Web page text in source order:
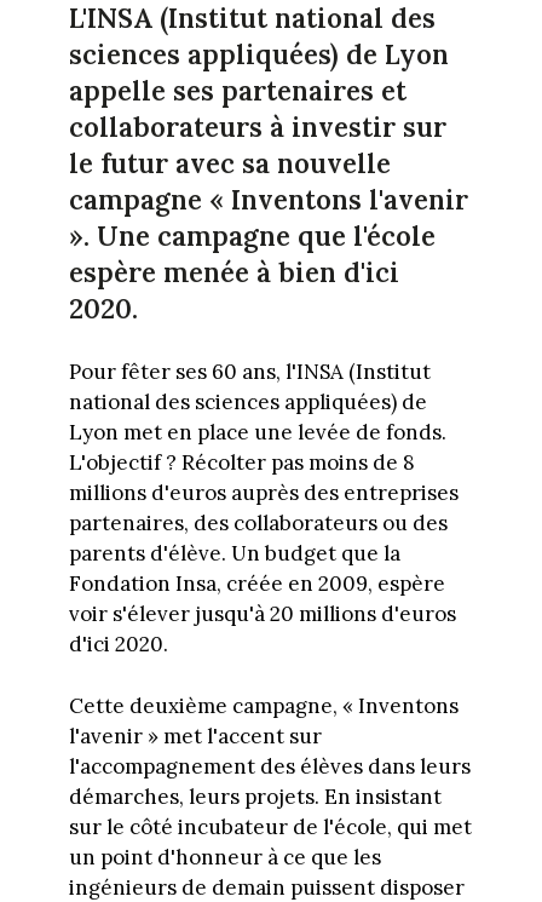
L'INSA (Institut national des
sciences appliquées) de Lyon
appelle ses partenaires et
collaborateurs à investir sur
le futur avec sa nouvelle
campagne « Inventons l'avenir
». Une campagne que l'école
espère menée à bien d'ici
2020.
Pour fêter ses 60 ans, l'INSA (Institut
national des sciences appliquées) de
Lyon met en place une levée de fonds.
L'objectif ? Récolter pas moins de 8
millions d'euros auprès des entreprises
partenaires, des collaborateurs ou des
parents d'élève. Un budget que la
Fondation Insa, créée en 2009, espère
voir s'élever jusqu'à 20 millions d'euros
d'ici 2020.
Cette deuxième campagne, « Inventons
l'avenir » met l'accent sur
l'accompagnement des élèves dans leurs
démarches, leurs projets. En insistant
sur le côté incubateur de l'école, qui met
un point d'honneur à ce que les
ingénieurs de demain puissent disposer